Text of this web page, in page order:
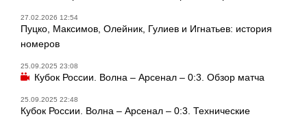
27.02.2026 12:54
Пуцко, Максимов, Олейник, Гулиев и Игнатьев: история
номеров
25.09.2025 23:08
Кубок России. Волна – Арсенал – 0:3. Обзор матча
25.09.2025 22:48
Кубок России. Волна – Арсенал – 0:3. Технические